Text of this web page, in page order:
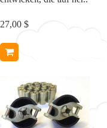
27,00 $